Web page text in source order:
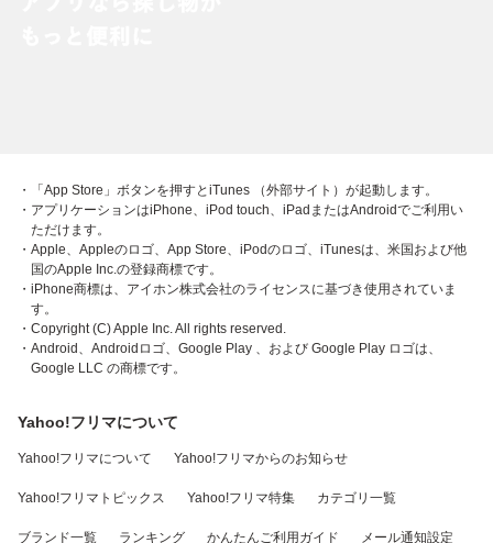
・「App Store」ボタンを押すとiTunes （外部サイト）が起動します。
・アプリケーションはiPhone、iPod touch、iPadまたはAndroidでご利用い
ただけます。
・Apple、Appleのロゴ、App Store、iPodのロゴ、iTunesは、米国および他
国のApple Inc.の登録商標です。
・iPhone商標は、アイホン株式会社のライセンスに基づき使用されていま
す。
・Copyright (C) Apple Inc. All rights reserved.
・Android、Androidロゴ、Google Play 、および Google Play ロゴは、
Google LLC の商標です。
Yahoo!フリマについて
Yahoo!フリマについて Yahoo!フリマからのお知らせ
Yahoo!フリマトピックス Yahoo!フリマ特集 カテゴリ一覧
ブランド一覧 ランキング かんたんご利用ガイド メール通知設定